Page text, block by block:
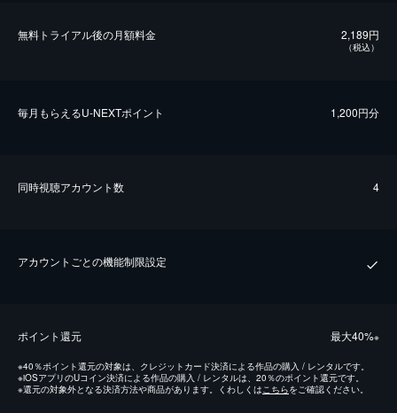
無料トライアル後の⽉額料金 2,189円
（税込）
毎⽉もらえるU-NEXTポイント 1,200円分
同時視聴アカウント数 4
アカウントごとの機能制限設定
ポイント還元 最⼤40%※
※40％ポイント還元の対象は、クレジットカード決済による作品の購入 / レンタルです。
※iOSアプリのUコイン決済による作品の購入 / レンタルは、20％のポイント還元です。
※還元の対象外となる決済方法や商品があります。くわしくはこちらをご確認ください。